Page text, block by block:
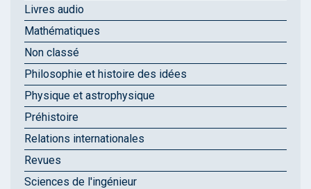
Livres audio
Mathématiques
Non classé
Philosophie et histoire des idées
Physique et astrophysique
Préhistoire
Relations internationales
Revues
Sciences de l'ingénieur